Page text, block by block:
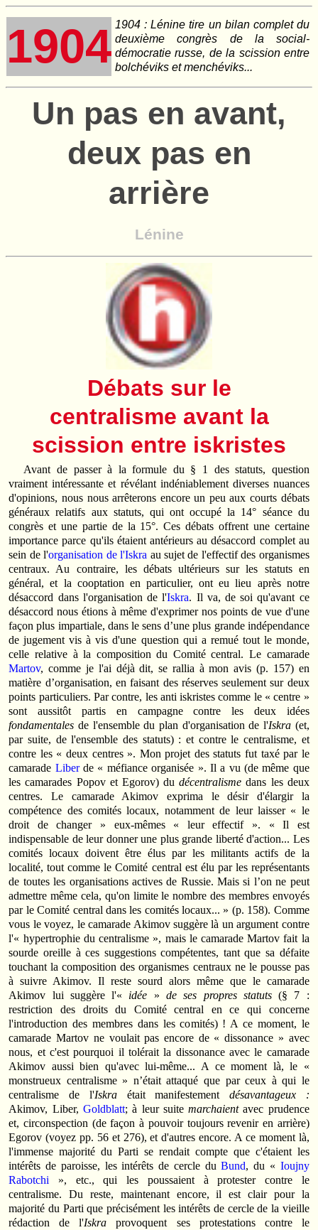
1904 1904 : Lénine tire un bilan complet du
deuxième congrès de la social-
démocratie russe, de la scission entre
bolchéviks et menchéviks...
Un pas en avant,
deux pas en
arrière
Lénine
Débats sur le
centralisme avant la
scission entre iskristes
Avant de passer à la formule du § 1 des statuts, question
vraiment intéressante et révélant indéniablement diverses nuances
d'opinions, nous nous arrêterons encore un peu aux courts débats
généraux relatifs aux statuts, qui ont occupé la 14° séance du
congrès et une partie de la 15°. Ces débats offrent une certaine
importance parce qu'ils étaient antérieurs au désaccord complet au
sein de l'organisation de l'Iskra au sujet de l'effectif des organismes
centraux. Au contraire, les débats ultérieurs sur les statuts en
général, et la cooptation en particulier, ont eu lieu après notre
désaccord dans l'organisation de l'Iskra. Il va, de soi qu'avant ce
désaccord nous étions à même d'exprimer nos points de vue d'une
façon plus impartiale, dans le sens d’une plus grande indépendance
de jugement vis à vis d'une question qui a remué tout le monde,
celle relative à la composition du Comité central. Le camarade
Martov, comme je l'ai déjà dit, se rallia à mon avis (p. 157) en
matière d’organisation, en faisant des réserves seulement sur deux
points particuliers. Par contre, les anti iskristes comme le « centre »
sont aussitôt partis en campagne contre les deux idées
fondamentales de l'ensemble du plan d'organisation de l'Iskra (et,
par suite, de l'ensemble des statuts) : et contre le centralisme, et
contre les « deux centres ». Mon projet des statuts fut taxé par le
camarade Liberde « méfiance organisée ». Il a vu (de même que
les camarades Popov et Egorov) dudécentralismedans les deux
centres. Le camarade Akimov exprima le désir d'élargir la
compétence des comités locaux, notamment de leur laisser « le
droit de changer » eux-mêmes « leur effectif ». « Il est
indispensable de leur donner une plus grande liberté d'action... Les
comités locaux doivent être élus par les militants actifs de la
localité, tout comme le Comité central est élu par les repré­sentants
de toutes les organisations actives de Russie. Mais si l’on ne peut
admettre même cela, qu'on limite le nombre des membres envoyés
par le Comité central dans les comités locaux... » (p. 158). Comme
vous le voyez, le camarade Akimov suggère là un argument contre
l'« hypertrophie du centralisme », mais le camarade Martov fait la
sourde oreil­le à ces suggestions compétentes, tant que sa défaite
tou­chant la composition des organismes centraux ne le pousse pas
à suivre Akimov. Il reste sourd alors même que le ca­marade
Akimov lui suggère l'« idée » de ses propres statuts(§ 7 :
restriction des droits du Comité central en ce qui concerne
l'introduction des membres dans les comités) ! A ce moment, le
camarade Martov ne voulait pas encore de « dissonance » avec
nous, et c'est pourquoi il tolérait la dissonance avec le camarade
Akimov aussi bien qu'avec lui-même... A ce moment là, le «
monstrueux centralisme » n’était attaqué que par ceux à qui le
centralisme de l'Iskraétait manifestement désavantageux :
Akimov, Liber, Goldblatt; à leur suitemarchaientavec prudence
et, circonspection (de façon à pouvoir toujours revenir en arrière)
Egorov (voyez pp. 56 et 276), et d'autres encore. A ce moment là,
l'immense majorité du Parti se rendait compte que c'étaient les
intérêts de paroisse, les intérêts de cercle duBund, du « Ioujny
Rabotchi », etc., qui les poussaient à protester contre le
centralisme. Du reste, maintenant encore, il est clair pour la
majorité du Parti que précisément les intérêts de cercle de la vieille
rédaction de l'Iskra provoquent ses protestations contre le